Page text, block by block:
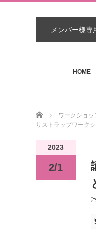
メンバー様専
HOME
Home ワークショ
りストラップワーク
2023
2/1